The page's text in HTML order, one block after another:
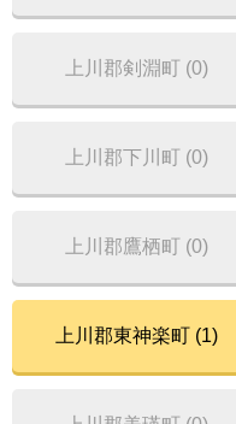
上川郡剣淵町 (0)
上川郡下川町 (0)
上川郡鷹栖町 (0)
上川郡東神楽町 (1)